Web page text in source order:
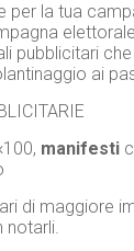
per la tua
pubblicitari
ai
manifesti
di maggiore
notarli.